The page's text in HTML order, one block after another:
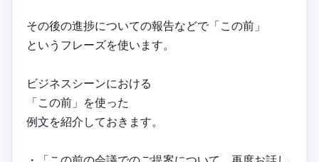
その後の進捗についての報告などで「この前」
というフレーズを使います。
ビジネスシーンにおける
「この前」を使った
例文を紹介しておきます。